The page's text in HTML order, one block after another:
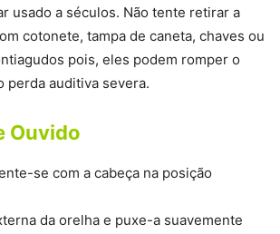
usado a séculos. Não tente retirar a
cotonete, tampa de caneta, chaves ou
pois, eles podem romper o
perda auditiva severa.
Ouvido
se com a cabeça na posição
da orelha e puxe-a suavemente